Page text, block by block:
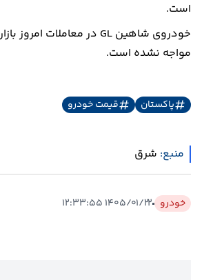
است.
مواجه نشده است.
پاکستان قیمت خودرو
منبع: شرق
خودرو ۱۴۰۵/۰۱/۲۲ ۱۲:۳۳:۵۵